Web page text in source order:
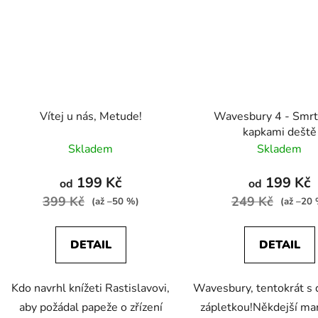
Vítej u nás, Metude!
Skladem
od 199 Kč
399 Kč (až –50 %)
DETAIL
Kdo navrhl knížeti Rastislavovi,
aby požádal papeže o zřízení
Wavesbury 4 -
kapkami deště
Skladem
od 199 Kč
249 Kč (až –20
DETAIL
Wavesbury, tentokrát s
zápletkou!Někdejší